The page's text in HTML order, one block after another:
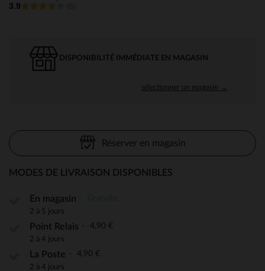
3.9
DISPONIBILITÉ IMMÉDIATE EN MAGASIN
sélectionner un magasin →
Réserver en magasin
MODES DE LIVRAISON DISPONIBLES
En magasin
2 à 5 jours
Point Relais 4,90 €
2 à 4 jours
La Poste 4,90 €
2 à 4 jours